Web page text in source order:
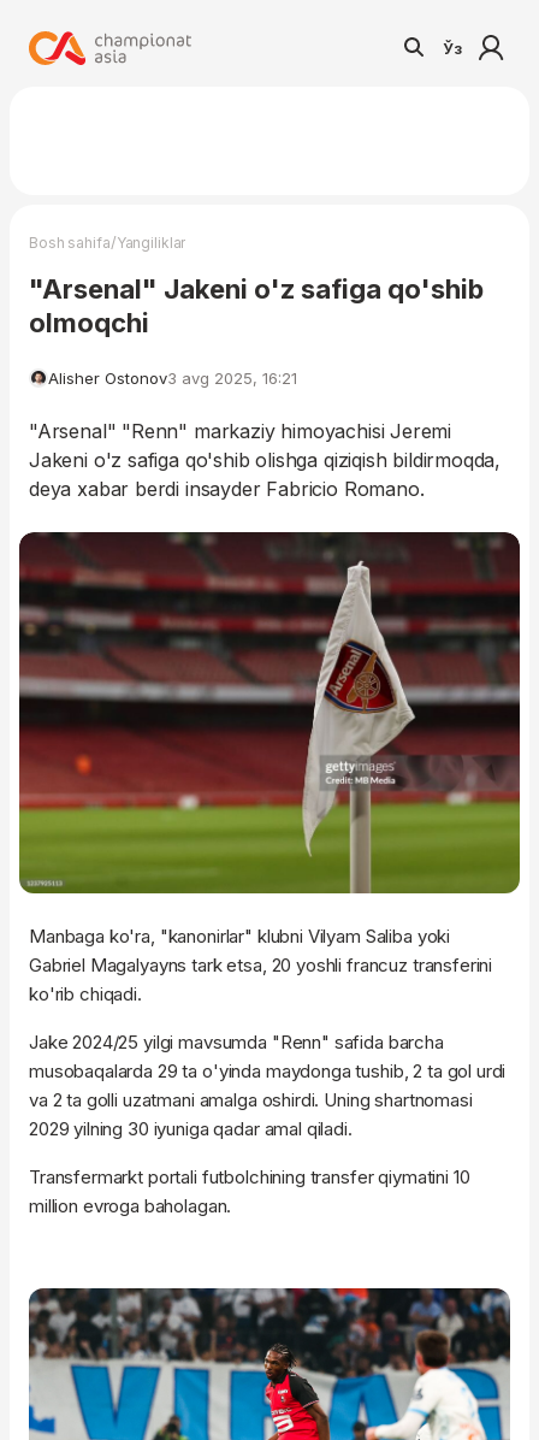
Ўз
Bosh sahifa/Yangiliklar
"Arsenal" Jakeni o'z safiga qo'shib
olmoqchi
Alisher Ostonov3 avg 2025, 16:21
"Arsenal" "Renn" markaziy himoyachisi Jeremi
Jakeni o'z safiga qo'shib olishga qiziqish bildirmoqda,
deya xabar berdi insayder Fabricio Romano.
Manbaga ko'ra, "kanonirlar" klubni Vilyam Saliba yoki
Gabriel Magalyayns tark etsa, 20 yoshli francuz transferini
ko'rib chiqadi.
Jake 2024/25 yilgi mavsumda "Renn" safida barcha
musobaqalarda 29 ta o'yinda maydonga tushib, 2 ta gol urdi
va 2 ta golli uzatmani amalga oshirdi. Uning shartnomasi
2029 yilning 30 iyuniga qadar amal qiladi.
Transfermarkt portali futbolchining transfer qiymatini 10
million evroga baholagan.